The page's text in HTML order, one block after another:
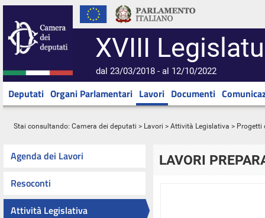
XVIII
dal 23/03/2018 - al 12/10/2022
Deputati Organi Parlamentari Lavori Documenti
Stai consultando: Camera dei deputati > Lavori > Attività Legislativa > Progetti
Agenda dei Lavori
Resoconti
Attività Legislativa
LAVORI